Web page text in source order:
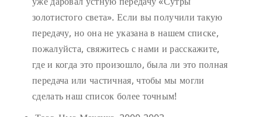
золотистого света». Если вы получили такую
передачу, но она не указана в нашем списке,
пожалуйста, свяжитесь с нами и расскажите,
где и когда это произошло, была ли это полная
передача или частичная, чтобы мы могли
сделать наш список более точным!